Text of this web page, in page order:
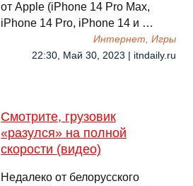
от Apple (iPhone 14 Pro Max,
iPhone 14 Pro, iPhone 14 и …
Интернет, Игры
22:30, Май 30, 2023 | itndaily.ru
Смотрите, грузовик
«разулся» на полной
скорости (видео)
Недалеко от белорусского